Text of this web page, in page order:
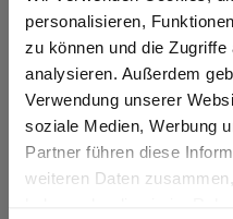
personalisieren,
zu können und die
analysieren. Außerdem
Verwendung unserer
soziale Medien, Werbung
Partner führen diese
weiteren Daten
Produkteigenschaften
4D Body Mapping für beste
Feinste Qualität
Modischer Schnitt
60° C waschbar
Ich bestätige, dass ich
Preise werden